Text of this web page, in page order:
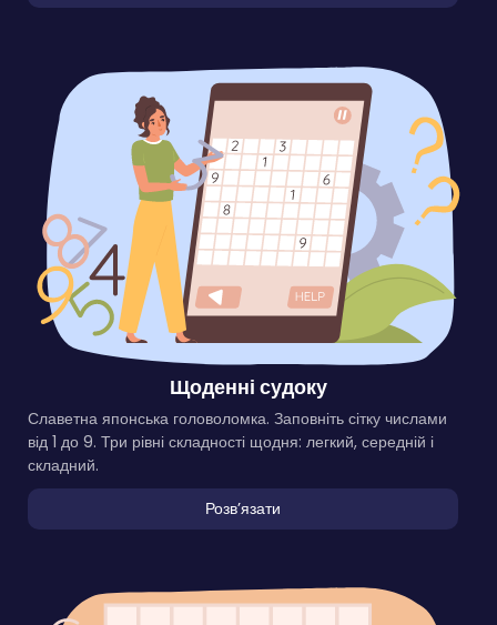
Щоденні судоку
Славетна японська головоломка. Заповніть сітку числами
від 1 до 9. Три рівні складності щодня: легкий, середній і
складний.
Розвʼязати